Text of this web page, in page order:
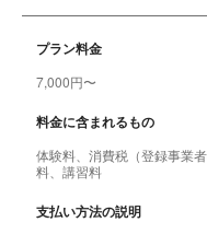
プラン料金
7,000円〜
料金に含まれるもの
体験料、消費税（登録事業
料、講習料
支払い方法の説明